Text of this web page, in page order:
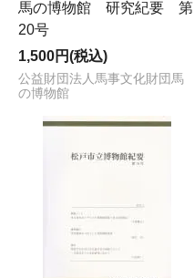
馬の博物館 研究紀要 第
20号
1,500円(税込)
公益財団法人馬事文化財団馬
の博物館